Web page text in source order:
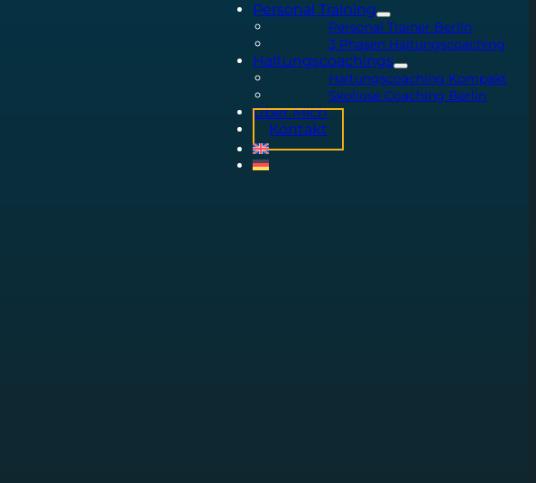
Personal Training
Personal Trainer Berlin
3 Phasen Haltungscoaching
Haltungscoachings
Haltungscoaching Kompakt
Skoliose Coaching Berlin
Über Mich
Kontakt